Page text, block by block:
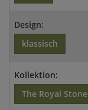
Design:
klassisch
Kollektion:
The Royal Stone